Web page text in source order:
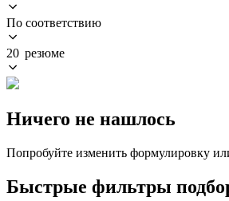
По соответствию
20 резюме
Ничего не нашлось
Попробуйте изменить формулировку
Быстрые фильтры